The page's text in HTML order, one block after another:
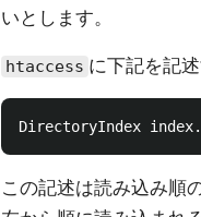
いとします。
htaccess に下記を記
この記述は読み込み順